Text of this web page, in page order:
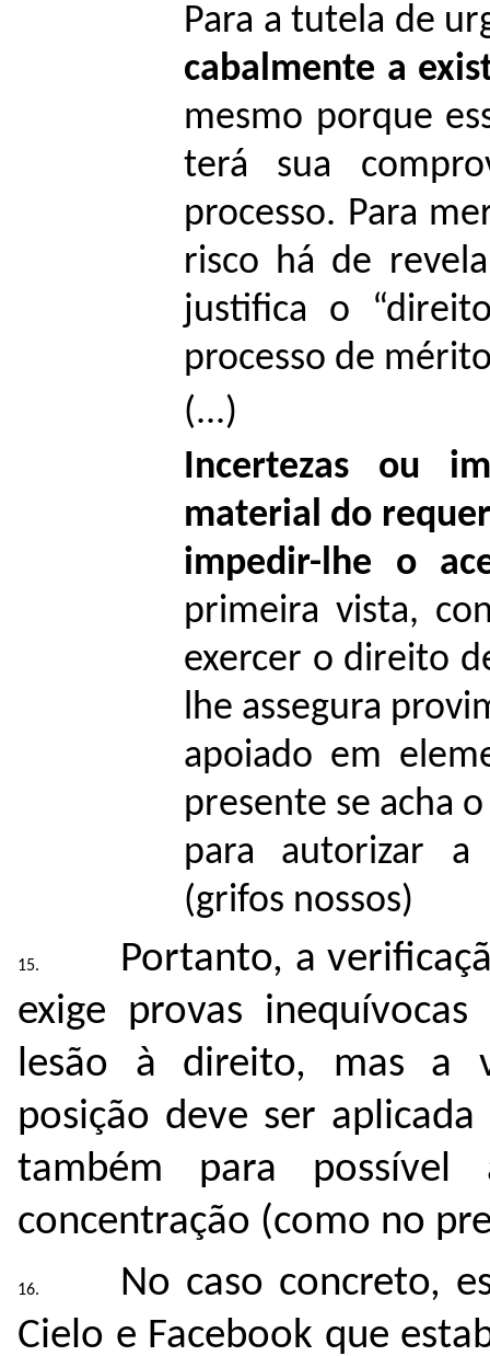
Para a tutela de
cabalmente a
mesmo porque
terá sua
processo. Para
risco há de
justifica o
processo de
(...)
Incertezas ou
material do
impedir-lhe o
primeira vista,
exercer o direito
lhe assegura
apoiado em
presente se acha
para autorizar a
(grifos nossos)
Portanto, a
exige provas
lesão à direito, mas a
posição deve ser
também para
concentração (como no
No caso concreto,
Cielo e Facebook que